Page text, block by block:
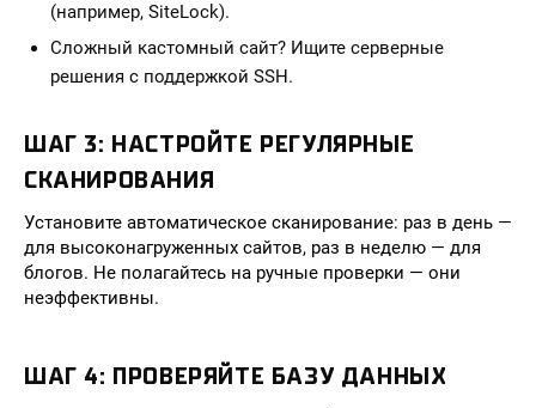
(например, SiteLock).
Сложный кастомный сайт? Ищите серверные
решения с поддержкой SSH.
ШАГ 3: НАСТРОЙТЕ РЕГУЛЯРНЫЕ
СКАНИРОВАНИЯ
Установите автоматическое сканирование: раз в день —
для высоконагруженных сайтов, раз в неделю — для
блогов. Не полагайтесь на ручные проверки — они
неэффективны.
ШАГ 4: ПРОВЕРЯЙТЕ БАЗУ ДАННЫХ